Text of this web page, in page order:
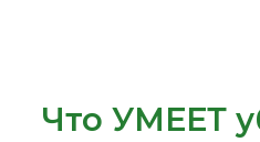
Что УМЕЕТ